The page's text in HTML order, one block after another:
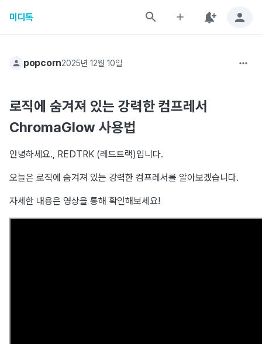
미디톡
popcorn2025년 12월 10일
로직에 숨겨져 있는 강력한 컴프레서
ChromaGlow 사용법
안녕하세요., REDTRK (레드트랙)입니다.
오늘은 로직에 숨겨져 있는 강력한 컴프레서를 알아보겠습니다.
자세한 내용은 영상을 통해 확인해보세요!